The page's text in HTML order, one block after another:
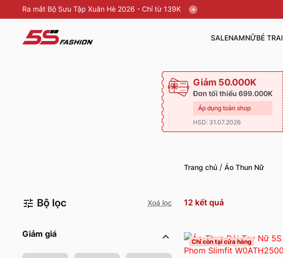
Ra mắt Bộ Sưu Tập Xuân Hè 2026 - Chỉ từ 139K
SALENAMNỮBÉ TRAI
Giảm 50.000K
Đơn tối thiểu 699.000K
Áp dụng toàn shop
HSD: 31.07.2026
Trang chủ / Áo Thun Nữ
Bộ lọc Xoá lọc
Giảm giá
12 kết quả
Chỉ còn tại cửa hàng